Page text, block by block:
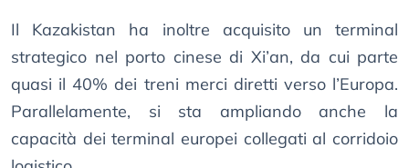
Il Kazakistan ha inoltre acquisito un terminal
strategico nel porto cinese di Xi’an, da cui parte
quasi il 40% dei treni merci diretti verso l’Europa.
Parallelamente, si sta ampliando anche la
capacità dei terminal europei collegati al corridoio